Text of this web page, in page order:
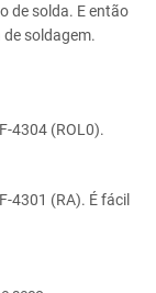
de solda. E então
soldagem.
4304 (ROL0).
4301 (RA). É fácil